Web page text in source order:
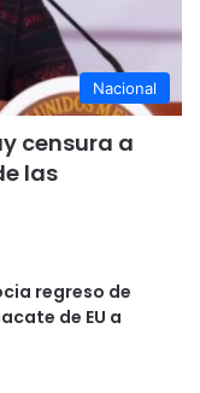
Nacional
censura a
las
regreso de
de EU a